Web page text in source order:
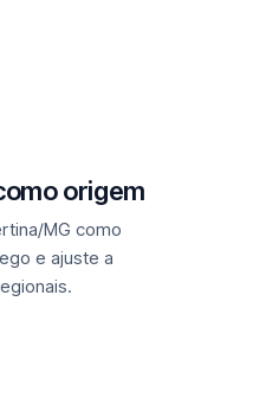
origem
MG como
e ajuste a